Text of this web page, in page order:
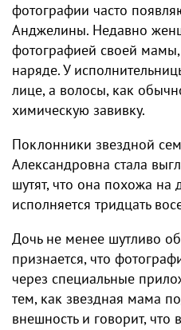
фотографии часто
Анджелины. Недавно
фотографией своей
наряде. У
лице, а волосы, как
химическую завивку.
Поклонники звездной
Александровна стала
шутят, что она похожа на
исполняется тридцать
Дочь не менее шутливо
признается, что
через специальные
тем, как звездная мама
внешность и говорит, что